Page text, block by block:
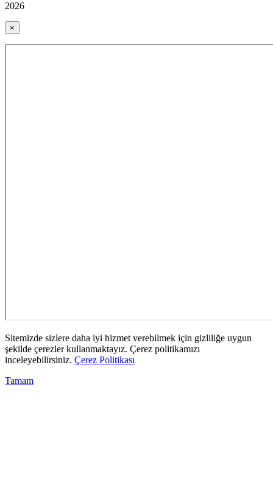
2026
×
Sitemizde sizlere daha iyi hizmet verebilmek için gizliliğe uygun
şekilde çerezler kullanmaktayız. Çerez politikamızı
inceleyebilirsiniz. Çerez Politikası
Tamam